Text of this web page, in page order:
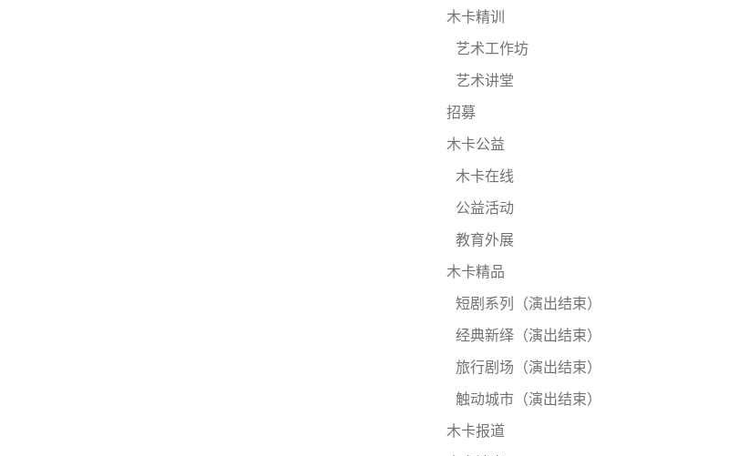
木卡精训
艺术工作坊
艺术讲堂
招募
木卡公益
木卡在线
公益活动
教育外展
木卡精品
短剧系列（演出结束）
经典新绎（演出结束）
旅行剧场（演出结束）
触动城市（演出结束）
木卡报道